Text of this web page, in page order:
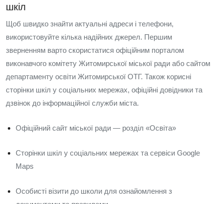
шкіл
Щоб швидко знайти актуальні адреси і телефони,
використовуйте кілька надійних джерел. Першим
зверненням варто скористатися офіційним порталом
виконавчого комітету Житомирської міської ради або сайтом
департаменту освіти Житомирської ОТГ. Також корисні
сторінки шкіл у соціальних мережах, офіційні довідники та
дзвінок до інформаційної служби міста.
Офіційний сайт міської ради — розділ «Освіта»
Сторінки шкіл у соціальних мережах та сервіси Google
Maps
Особисті візити до школи для ознайомлення з